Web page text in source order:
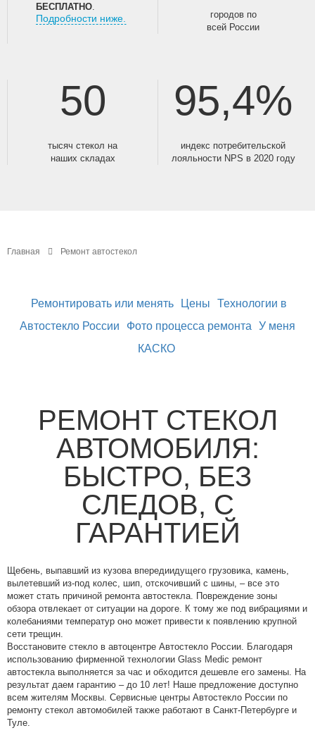
БЕСПЛАТНО.
Подробности ниже.
городов по
всей России
50
тысяч стекол на
наших складах
95,4%
индекс потребительской
лояльности NPS в 2020 году
Главная Ремонт автостекол
Ремонтировать или менять Цены
Технологии в
Автостекло России
Фото процесса ремонта
У меня
КАСКО
РЕМОНТ СТЕКОЛ
АВТОМОБИЛЯ:
БЫСТРО, БЕЗ
СЛЕДОВ, С
ГАРАНТИЕЙ
Щебень, выпавший из кузова впередиидущего грузовика, камень,
вылетевший из-под колес, шип, отскочивший с шины, – все это
может стать причиной ремонта автостекла. Повреждение зоны
обзора отвлекает от ситуации на дороге. К тому же под вибрациями и
колебаниями температур оно может привести к появлению крупной
сети трещин.
Восстановите стекло в автоцентре Автостекло России. Благодаря
использованию фирменной технологии Glass Medic ремонт
автостекла выполняется за час и обходится дешевле его замены. На
результат даем гарантию – до 10 лет! Наше предложение доступно
всем жителям Москвы. Сервисные центры Автостекло России по
ремонту стекол автомобилей также работают в Санкт-Петербурге и
Туле.